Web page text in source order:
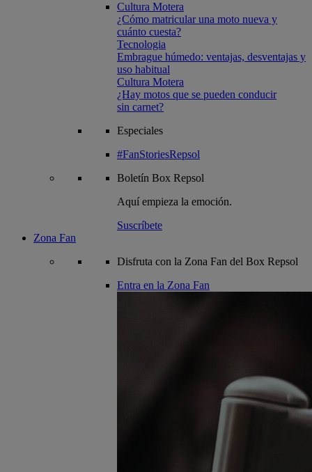
Cultura Motera
¿Cómo matricular una moto nueva y
cuánto cuesta?
Tecnologia
Embrague húmedo: ventajas, desventajas y
uso habitual
Cultura Motera
¿Hay motos que se pueden conducir
sin carnet?
Especiales
#FanStoriesRepsol
Boletín Box Repsol
Aquí empieza la emoción.
Suscríbete
Zona Fan
Disfruta con la Zona Fan del Box Repsol
Entra en la Zona Fan